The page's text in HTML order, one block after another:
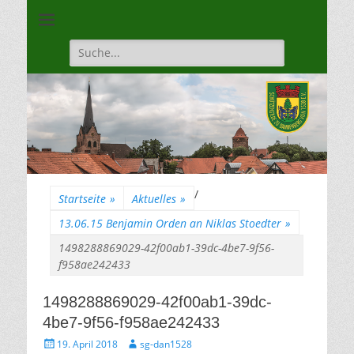
1528
Suche
für:
Startseite » Aktuelles »
/
13.06.15 Benjamin Orden an Niklas Stoedter »
1498288869029-42f00ab1-39dc-4be7-9f56-
f958ae242433
1498288869029-42f00ab1-39dc-
4be7-9f56-f958ae242433
Gepostet
19. April 2018 Autorsg-dan1528